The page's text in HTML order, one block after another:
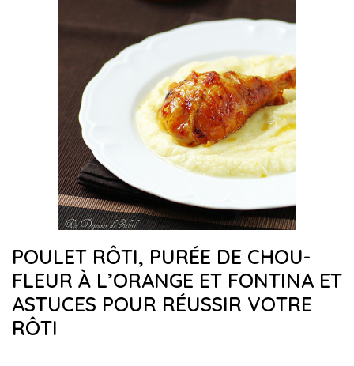
POULET RÔTI, PURÉE DE CHOU-
FLEUR À L’ORANGE ET FONTINA ET
ASTUCES POUR RÉUSSIR VOTRE
RÔTI